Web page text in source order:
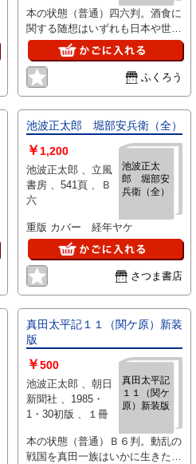
本の状態（普通）四六判。酒食に
関する随想はいずれも日本や世界
の文化人間の文化にむすびついて
おりまことに興味が深い
ふくろう
池波正太郎 堀部安兵衛（全）
池波正太
郎 堀部安
兵衛（全）
￥1,200
池波正太郎 、立風
書房 、541頁 、Ｂ
六
重版 カバー 経年ヤケ
さつま書店
真田太平記１１（関ケ原）新装
版
真田太平記
１１（関ケ
原）新装版
￥500
池波正太郎 、朝日
新聞社 、1985・
1・30初版 、１冊
本の状態（普通）Ｂ６判。動乱の
戦国を真田一族はいかに生きた